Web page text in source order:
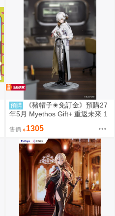
預購
《豬帽子✬免訂金》預購27
年5月 Myethos Gift+ 重返未來 1
售價 1305